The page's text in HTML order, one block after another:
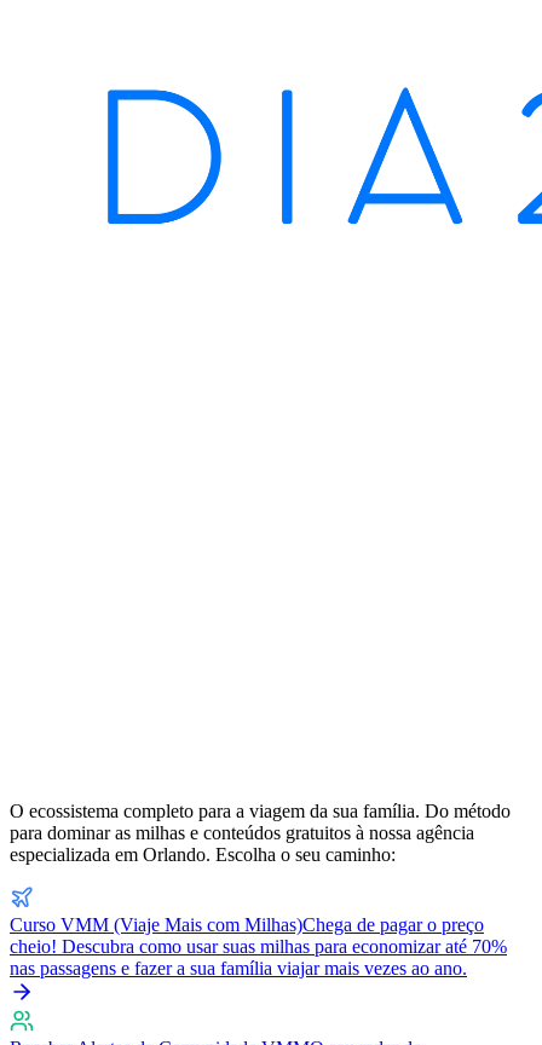
O ecossistema completo para a viagem da sua família. Do método
para dominar as milhas e conteúdos gratuitos à nossa agência
especializada em Orlando. Escolha o seu caminho:
Curso VMM (Viaje Mais com Milhas)Chega de pagar o preço
cheio! Descubra como usar suas milhas para economizar até 70%
nas passagens e fazer a sua família viajar mais vezes ao ano.